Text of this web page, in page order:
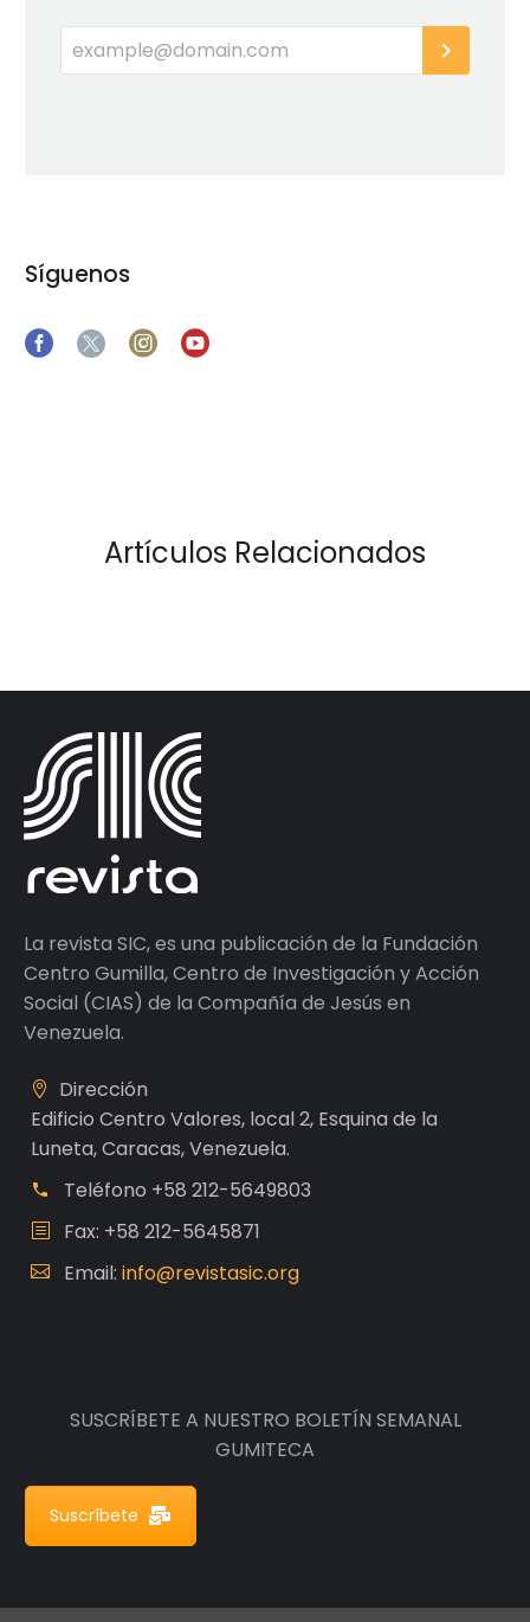
Síguenos
Artículos Relacionados
La revista SIC, es una publicación de la Fundación
Centro Gumilla, Centro de Investigación y Acción
Social (CIAS) de la Compañía de Jesús en
Venezuela.
Dirección
Edificio Centro Valores, local 2, Esquina de la
Luneta, Caracas, Venezuela.
Teléfono +58 212-5649803
Fax: +58 212-5645871
Email: info@revistasic.org
SUSCRÍBETE A NUESTRO BOLETÍN SEMANAL
GUMITECA
Suscríbete